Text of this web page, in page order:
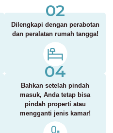
02
Dilengkapi dengan perabotan
dan peralatan rumah tangga!
04
Bahkan setelah pindah
masuk, Anda tetap bisa
pindah properti atau
mengganti jenis kamar!